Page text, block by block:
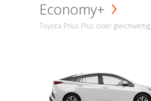
Economy+
Toyota Prius Plus oder gleichwertig